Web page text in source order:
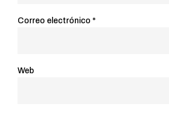
Correo electrónico *
Web